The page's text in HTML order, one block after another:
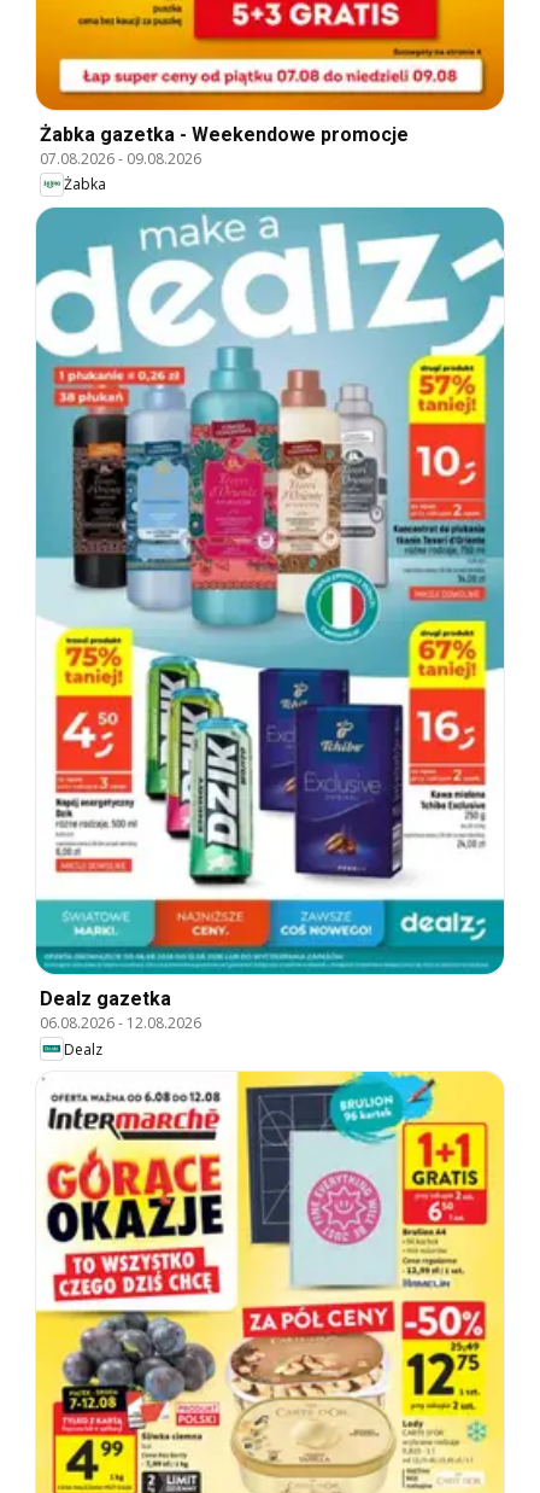
Żabka gazetka - Weekendowe promocje
07.08.2026- 09.08.2026
Żabka
Dealz gazetka
06.08.2026- 12.08.2026
Dealz